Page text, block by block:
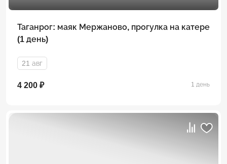
Таганрог: маяк Мержаново, прогулка на катере
(1 день)
21 авг
4 200 ₽ 1 день